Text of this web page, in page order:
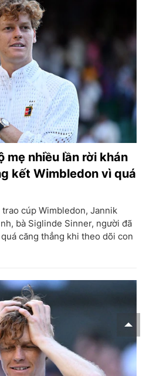
mẹ nhiều lần rời khán
kết Wimbledon vì quá
cúp Wimbledon, Jannik
bà Siglinde Sinner, người đã
căng thẳng khi theo dõi con